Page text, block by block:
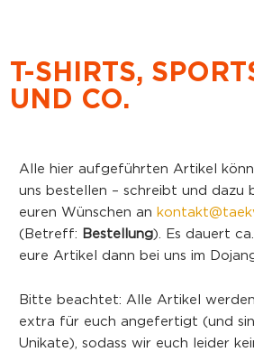
T-SHIRTS,
UND CO.
Alle hier aufgeführten Artikel
uns bestellen – schreibt und dazu
euren Wünschen an
(Betreff: Bestellung). Es dauert
eure Artikel dann bei uns im
Bitte beachtet: Alle Artikel
extra für euch angefertigt (und
Unikate), sodass wir euch leider